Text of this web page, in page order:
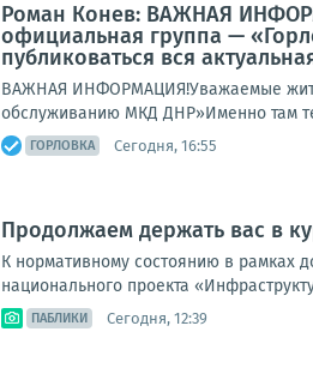
Роман Конев: ВАЖНАЯ
официальная группа —
публиковаться вся
ВАЖНАЯ ИНФОРМАЦИЯ!Уважаемые
обслуживанию МКД ДНР»Именно там
ГОРЛОВКА Сегодня, 16:55
Продолжаем держать вас в
К нормативному состоянию в рамках
национального проекта
ПАБЛИКИ Сегодня, 12:39